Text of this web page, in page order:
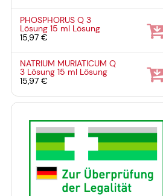
PHOSPHORUS Q 3
Lösung15 ml Lösung
15,97 €
NATRIUM MURIATICUM Q
3 Lösung15 ml Lösung
15,97 €